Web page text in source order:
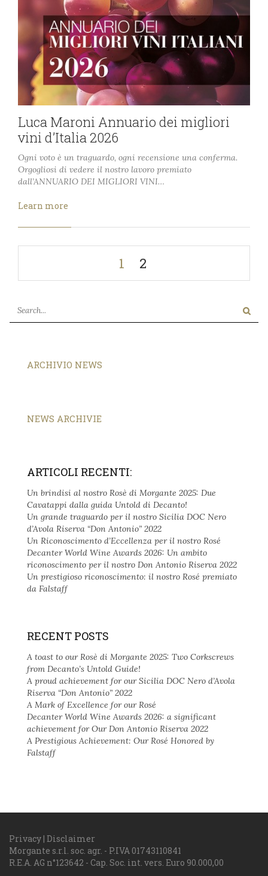
Luca Maroni Annuario dei migliori
vini d’Italia 2026
Ogni voto è un traguardo, ogni recensione una conferma.
Orgogliosi di vedere il nostro lavoro premiato
dall’ANNUARIO DEI MIGLIORI VINI…
Learn more
1 2
ARCHIVIO NEWS
NEWS ARCHIVIE
ARTICOLI RECENTI:
Un brindisi al nostro Rosè di Morgante 2025: Due
Cavatappi dalla guida Untold di Decanto!
Un grande traguardo per il nostro Sicilia DOC Nero
d’Avola Riserva “Don Antonio” 2022
Un Riconoscimento d’Eccellenza per il nostro Rosé
Decanter World Wine Awards 2026: Un ambito
riconoscimento per il nostro Don Antonio Riserva 2022
Un prestigioso riconoscimento: il nostro Rosé premiato
da Falstaff
RECENT POSTS
A toast to our Rosè di Morgante 2025: Two Corkscrews
from Decanto’s Untold Guide!
A proud achievement for our Sicilia DOC Nero d’Avola
Riserva “Don Antonio” 2022
A Mark of Excellence for our Rosé
Decanter World Wine Awards 2026: a significant
achievement for Our Don Antonio Riserva 2022
A Prestigious Achievement: Our Rosé Honored by
Falstaff
Privacy | Disclaimer
Morgante s.r.l. soc. agr. - P.IVA 01743110841
R.E.A. AG n°123642 - Cap. Soc. int. vers. Euro 90.000,00